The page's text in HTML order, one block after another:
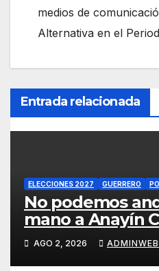
medios de
Alternativa en el
Entrada relacionada
ELECCIONES 2027 GUERRERO
No podemos
mano a Anayín
vale: Esthela
AGO 2, 2026 ADMINWEB